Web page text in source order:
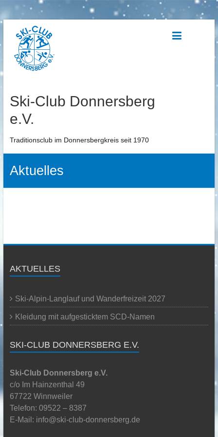
Inhalt
springen
Ski-Club Donnersberg
e.V.
Traditionsclub im Donnersbergkreis seit 1970
Aktuelles
AKTUELLES
Ski-Alpin-Langlauf und Wanderfreizeit 2027
Kleidung mit aufgesticktem SCD-Namen
SKI-CLUB DONNERSBERG E.V.
Ski-Club Donnersberg e.V.
c/o Im Hainzenthal 49
67722 Winnweiler
Telefon: 09522 – 8387
E-Mail: info@ski-club-donnersberg.de